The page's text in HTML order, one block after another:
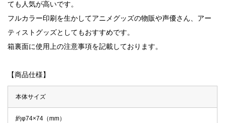
ても人気が高いです。
フルカラー印刷を生かしてアニメグッズの物販や声優さん、アー
ティストグッズとしてもおすすめです。
箱裏面に使用上の注意事項を記載しております。
【商品仕様】
本体サイズ
約φ74×74（mm）